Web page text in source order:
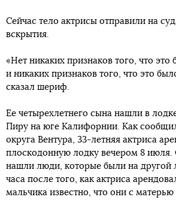
Сейчас тело актрисы отправили на
вскрытия.
«Нет никаких признаков того, что это
и никаких признаков того, что это
сказал шериф.
Ее четырехлетнего сына нашли в
Пиру на юге Калифорнии. Как
округа Вентура, 33-летняя актриса
плоскодонную лодку вечером 8
нашли люди, которые были на другой
часа после того, как актриса
мальчика известно, что они с